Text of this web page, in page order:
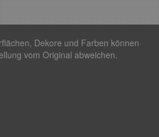
Dekore und Farben können
vom Original abweichen.